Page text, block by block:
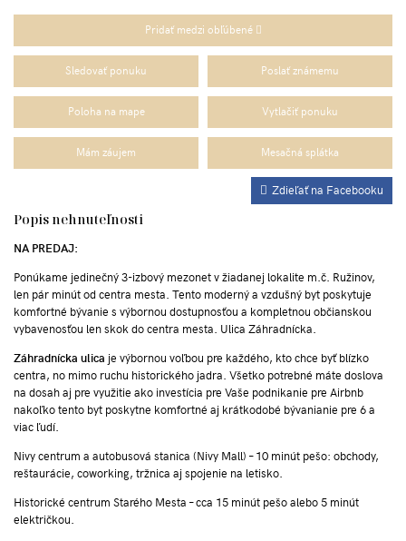
Pridať medzi obľúbené
Sledovať ponuku Poslať známemu
Poloha na mape Vytlačiť ponuku
Mám záujem Mesačná splátka
Popis nehnuteľnosti
Zdieľať na Facebooku
NA PREDAJ:
Ponúkame jedinečný 3-izbový mezonet v žiadanej lokalite m.č. Ružinov,
len pár minút od centra mesta. Tento moderný a vzdušný byt poskytuje
komfortné bývanie s výbornou dostupnosťou a kompletnou občianskou
vybavenosťou len skok do centra mesta. Ulica Záhradnícka.
Záhradnícka ulica je výbornou voľbou pre každého, kto chce byť blízko
centra, no mimo ruchu historického jadra. Všetko potrebné máte doslova
na dosah aj pre využitie ako investícia pre Vaše podnikanie pre Airbnb
nakoľko tento byt poskytne komfortné aj krátkodobé bývanianie pre 6 a
viac ľudí.
Nivy centrum a autobusová stanica (Nivy Mall) – 10 minút pešo: obchody,
reštaurácie, coworking, tržnica aj spojenie na letisko.
Historické centrum Starého Mesta – cca 15 minút pešo alebo 5 minút
električkou.